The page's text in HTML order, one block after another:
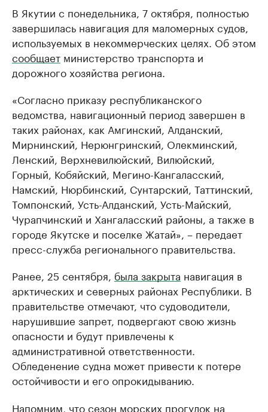
В Якутии с понедельника, 7 октября, полностью
завершилась навигация для маломерных судов,
используемых в некоммерческих целях. Об этом
сообщает министерство транспорта и
дорожного хозяйства региона.
«Согласно приказу республиканского
ведомства, навигационный период завершен в
таких районах, как Амгинский, Алданский,
Мирнинский, Нерюнгринский, Олекминский,
Ленский, Верхневилюйский, Вилюйский,
Горный, Кобяйский, Мегино-Кангаласский,
Намский, Нюрбинский, Сунтарский, Таттинский,
Томпонский, Усть-Алданский, Усть-Майский,
Чурапчинский и Хангаласский районы, а также в
городе Якутске и поселке Жатай», – передает
пресс-служба регионального правительства.
Ранее, 25 сентября, была закрыта навигация в
арктических и северных районах Республики. В
правительстве отмечают, что судоводители,
нарушившие запрет, подвергают свою жизнь
опасности и будут привлечены к
административной ответственности.
Обледенение судна может привести к потере
остойчивости и его опрокидыванию.
Напомним, что сезон морских прогулок на